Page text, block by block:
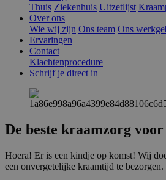
Thuis Ziekenhuis Uitzetlijst
Over ons
Wie wij zijn Ons team Ons
Ervaringen
Contact
Klachtenprocedure
Schrijf je direct in
De beste kraamzorg
Hoera! Er is een kindje op komst! Wij
een onvergetelijke kraamtijd te bezorgen.